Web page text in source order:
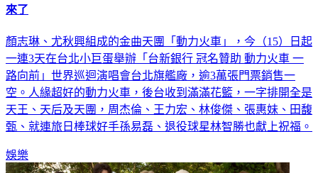
來了
顏志琳、尤秋興組成的金曲天團「動力火車」，今（15）日起
一連3天在台北小巨蛋舉辦「台新銀行 冠名贊助 動力火車 一
路向前」世界巡迴演唱會台北旗艦廠，逾3萬張門票銷售一
空。人緣超好的動力火車，後台收到滿滿花籃，一字排開全是
天王、天后及天團，周杰倫、王力宏、林俊傑、張惠妹、田馥
甄、就連旅日棒球好手孫易磊、退役球星林智勝也獻上祝福。
娛樂